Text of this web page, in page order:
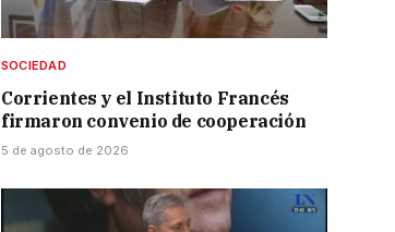
SOCIEDAD
Corrientes y el Instituto Francés
firmaron convenio de cooperación
5 de agosto de 2026